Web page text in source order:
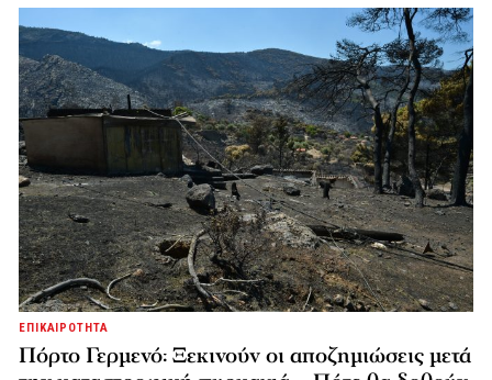
ΕΠΙΚΑΙΡΟΤΗΤΑ
Πόρτο Γερμενό: Ξεκινούν οι αποζημιώσεις μετά